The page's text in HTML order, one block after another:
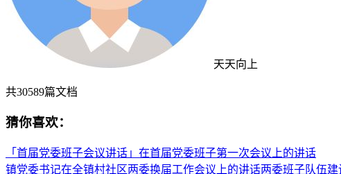
天天向上
共30589篇文档
猜你喜欢：
「首届党委班子会议讲话」在首届党委班子第一次会议上的讲话
镇党委书记在全镇村社区两委换届工作会议上的讲话两委班子队伍